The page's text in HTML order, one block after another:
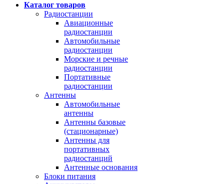
Каталог товаров
Радиостанции
Авиационные
радиостанции
Автомобильные
радиостанции
Морские и речные
радиостанции
Портативные
радиостанции
Антенны
Автомобильные
антенны
Антенны базовые
(стационарные)
Антенны для
портативных
радиостанций
Антенные основания
Блоки питания